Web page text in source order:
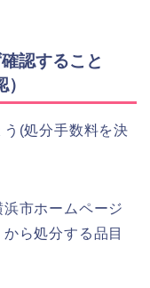
認すること
(処分手数料を決
市ホームページ
ら処分する品目